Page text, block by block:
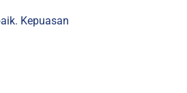
Kepuasan